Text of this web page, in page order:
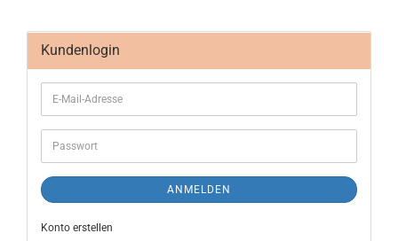
Kundenlogin
ANMELDEN
Konto erstellen